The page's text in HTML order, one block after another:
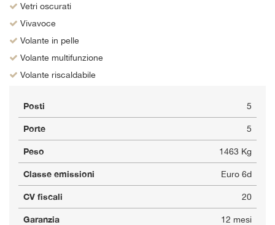
Vetri oscurati
Vivavoce
Volante in pelle
Volante multifunzione
Volante riscaldabile
Posti 5
Porte 5
Peso 1463 Kg
Classe emissioni Euro 6d
CV fiscali 20
Garanzia 12 mesi